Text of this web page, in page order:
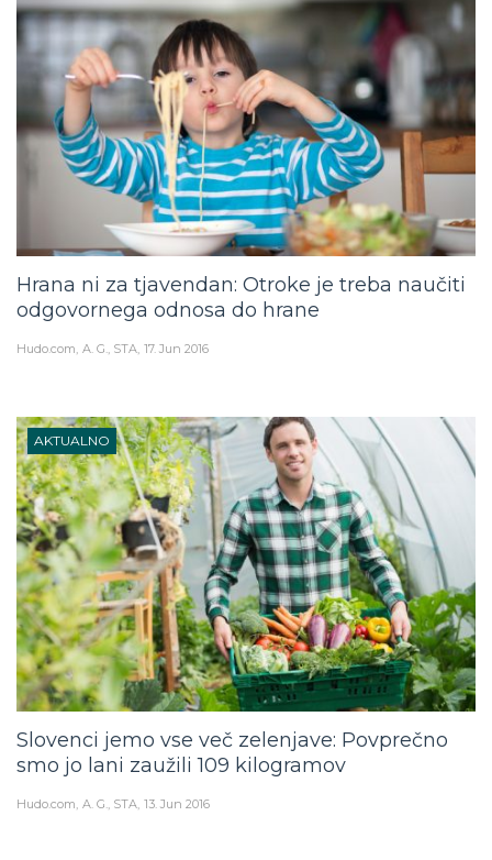
Hrana ni za tjavendan: Otroke je treba naučiti
odgovornega odnosa do hrane
Hudo.com A. G., STA 17. Jun 2016
AKTUALNO
Slovenci jemo vse več zelenjave: Povprečno
smo jo lani zaužili 109 kilogramov
Hudo.com A. G., STA 13. Jun 2016